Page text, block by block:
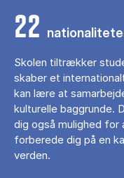
22
Skolen tiltrækker
skaber et
kan lære at
kulturelle baggrunde.
dig også mulighed
forberede dig på en
verden.